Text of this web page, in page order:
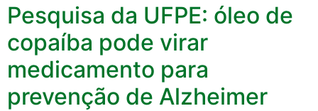
Pesquisa da UFPE: óleo de
copaíba pode virar
medicamento para
prevenção de Alzheimer